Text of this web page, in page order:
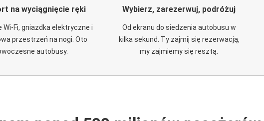
na wyciągnięcie ręki
Wi-Fi, gniazdka elektryczne i
przestrzeń na nogi. Oto
autobusy.
Wybierz, zarezerwuj, podróżuj
Od ekranu do siedzenia autobusu w
kilka sekund. Ty zajmij się rezerwacją,
my zajmiemy się resztą.